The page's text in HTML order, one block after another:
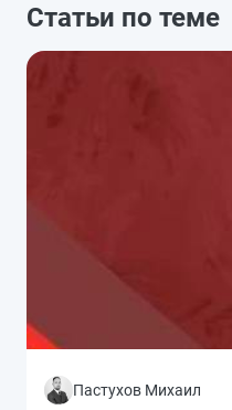
Статьи по теме
Пастухов Михаил